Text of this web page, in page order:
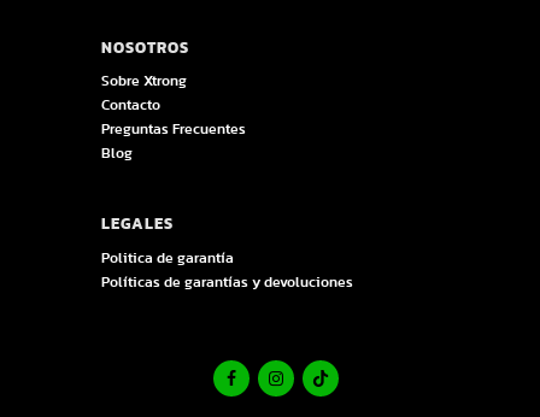
NOSOTROS
Sobre Xtrong
Contacto
Preguntas Frecuentes
Blog
LEGALES
Politica de garantía
Políticas de garantías y devoluciones